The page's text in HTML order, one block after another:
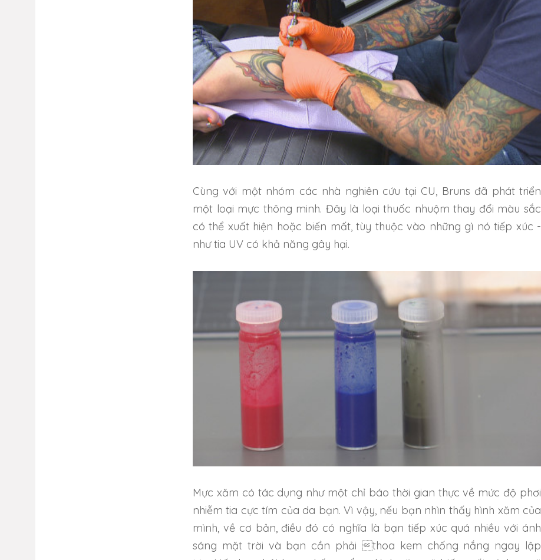
Cùng với một nhóm các nhà nghiên cứu tại CU, Bruns đã phát triển
một loại mực thông minh. Đây là loại thuốc nhuộm thay đổi màu sắc
có thể xuất hiện hoặc biến mất, tùy thuộc vào những gì nó tiếp xúc -
như tia UV có khả năng gây hại.
Mực xăm có tác dụng như một chỉ báo thời gian thực về mức độ phơi
nhiễm tia cực tím của da bạn.Vì vậy, nếu bạn nhìn thấy hình xăm của
mình, về cơ bản, điều đó có nghĩa là bạn tiếp xúc quá nhiều với ánh
sáng mặt trời và bạn cần phải thoa kem chống nắng ngay lập